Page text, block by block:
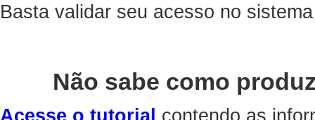
Basta validar seu acesso no
Não sabe como
Acesse o tutorial contendo as